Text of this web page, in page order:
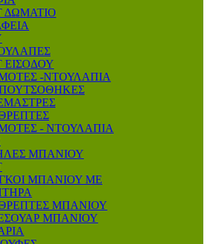
ΔΩΜΑΤΙΟ
ΕΙΣΟΔΟΥ
-ΝΤΟΥΛΑΠΙΑ
- ΝΤΟΥΛΑΠΙΑ
ΜΠΑΝΙΟΥ
ΜΠΑΝΙΟΥ ΜΕ
ΜΠΑΝΙΟΥ
ΜΠΑΝΙΟΥ